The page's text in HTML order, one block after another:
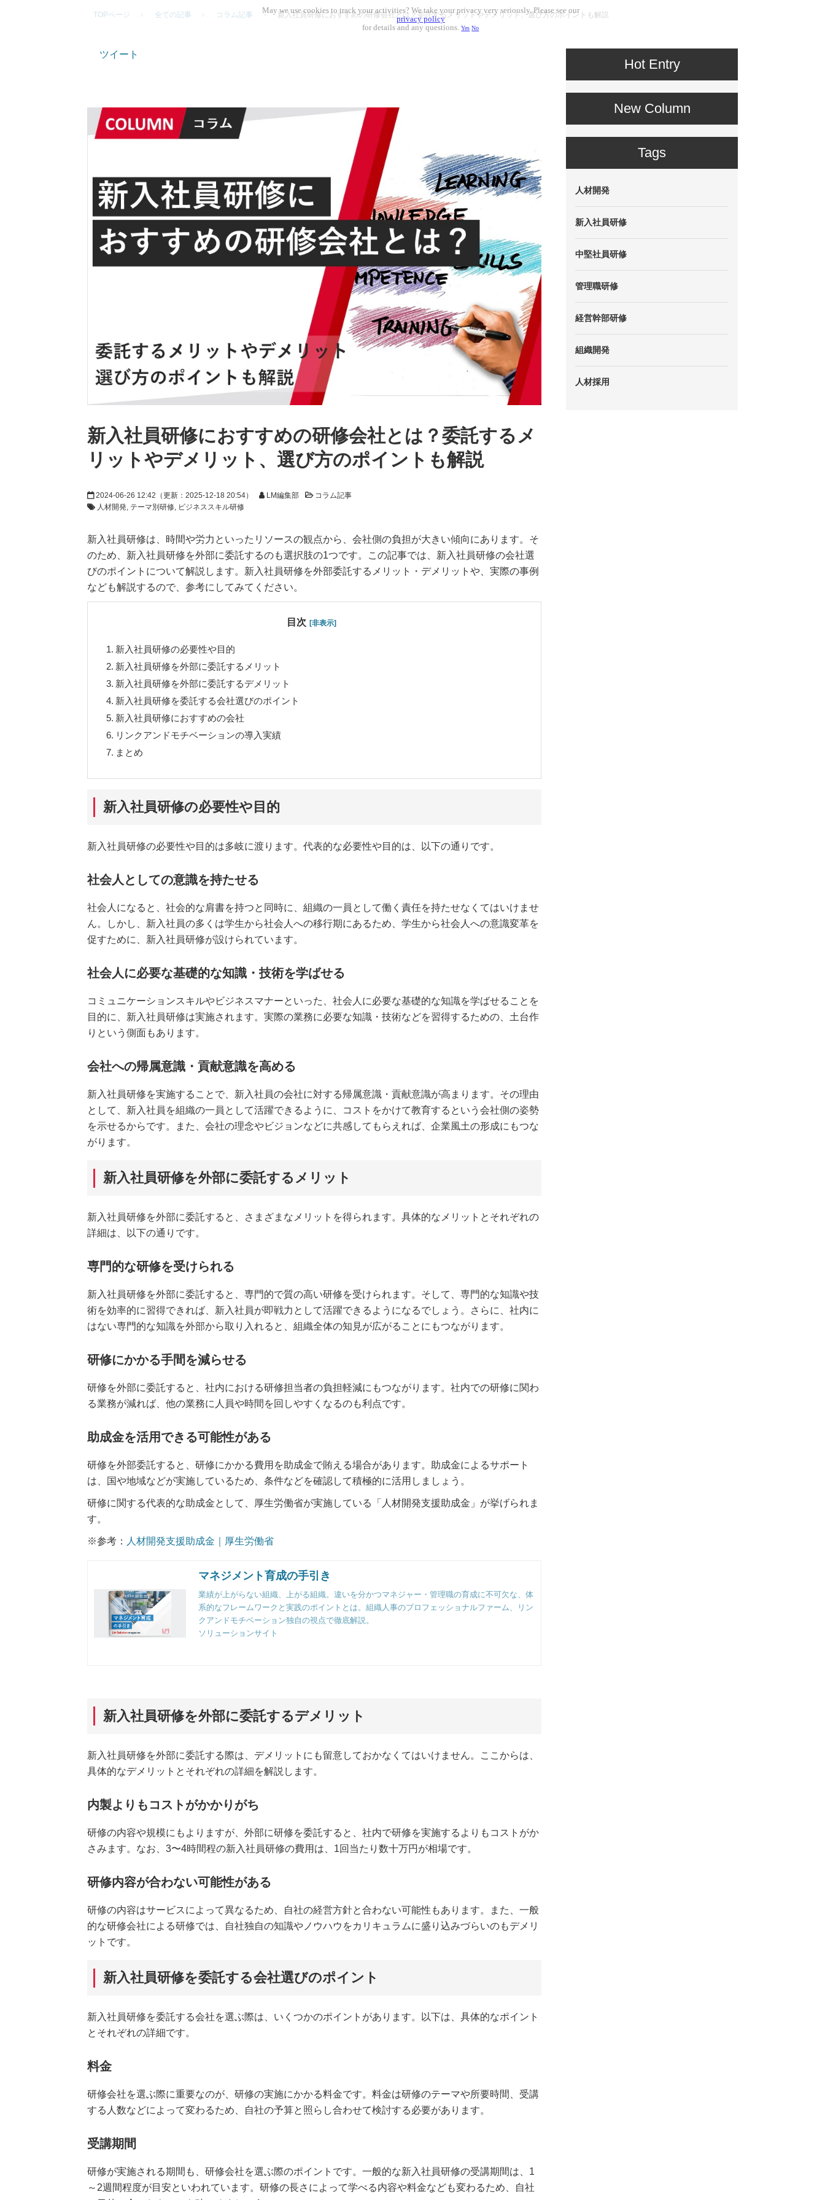
TOPページ 全ての記事 コラム記事 新入社員研修におすすめの研修会社とは？委託するメリットやデメリット、選び方のポイントも解説
ツイート
新入社員研修におすすめの研修会社とは？委託するメ
リットやデメリット、選び方のポイントも解説
2024-06-26 12:42 （更新： 2025-12-18 20:54） LM編集部
コラム記事
人材開発 テーマ別研修 ビジネススキル研修
新入社員研修は、時間や労力といったリソースの観点から、会社側の負担が大きい傾向にあります。そ
のため、新入社員研修を外部に委託するのも選択肢の1つです。この記事では、新入社員研修の会社選
びのポイントについて解説します。新入社員研修を外部委託するメリット・デメリットや、実際の事例
なども解説するので、参考にしてみてください。
目次 [非表示]
1. 新入社員研修の必要性や目的
2. 新入社員研修を外部に委託するメリット
3. 新入社員研修を外部に委託するデメリット
4. 新入社員研修を委託する会社選びのポイント
5. 新入社員研修におすすめの会社
6. リンクアンドモチベーションの導入実績
7. まとめ
新入社員研修の必要性や目的
新入社員研修の必要性や目的は多岐に渡ります。代表的な必要性や目的は、以下の通りです。
社会人としての意識を持たせる
社会人になると、社会的な肩書を持つと同時に、組織の一員として働く責任を持たせなくてはいけませ
ん。しかし、新入社員の多くは学生から社会人への移行期にあるため、学生から社会人への意識変革を
促すために、新入社員研修が設けられています。
社会人に必要な基礎的な知識・技術を学ばせる
コミュニケーションスキルやビジネスマナーといった、社会人に必要な基礎的な知識を学ばせることを
目的に、新入社員研修は実施されます。実際の業務に必要な知識・技術などを習得するための、土台作
りという側面もあります。
会社への帰属意識・貢献意識を高める
新入社員研修を実施することで、新入社員の会社に対する帰属意識・貢献意識が高まります。その理由
として、新入社員を組織の一員として活躍できるように、コストをかけて教育するという会社側の姿勢
を示せるからです。また、会社の理念やビジョンなどに共感してもらえれば、企業風土の形成にもつな
がります。
新入社員研修を外部に委託するメリット
新入社員研修を外部に委託すると、さまざまなメリットを得られます。具体的なメリットとそれぞれの
詳細は、以下の通りです。
専門的な研修を受けられる
新入社員研修を外部に委託すると、専門的で質の高い研修を受けられます。そして、専門的な知識や技
術を効率的に習得できれば、新入社員が即戦力として活躍できるようになるでしょう。さらに、社内に
はない専門的な知識を外部から取り入れると、組織全体の知見が広がることにもつながります。
研修にかかる手間を減らせる
研修を外部に委託すると、社内における研修担当者の負担軽減にもつながります。社内での研修に関わ
る業務が減れば、他の業務に人員や時間を回しやすくなるのも利点です。
助成金を活用できる可能性がある
研修を外部委託すると、研修にかかる費用を助成金で賄える場合があります。助成金によるサポート
は、国や地域などが実施しているため、条件などを確認して積極的に活用しましょう。
研修に関する代表的な助成金として、厚生労働省が実施している「人材開発支援助成金」が挙げられま
す。
※参考： 人材開発支援助成金｜厚生労働省
マネジメント育成の手引き
業績が上がらない組織、上がる組織。違いを分かつマネジャー・管理職の育成に不可欠な、体
系的なフレームワークと実践のポイントとは。組織人事のプロフェッショナルファーム、リン
クアンドモチベーション独自の視点で徹底解説。
ソリューションサイト
新入社員研修を外部に委託するデメリット
新入社員研修を外部に委託する際は、デメリットにも留意しておかなくてはいけません。ここからは、
具体的なデメリットとそれぞれの詳細を解説します。
内製よりもコストがかかりがち
研修の内容や規模にもよりますが、外部に研修を委託すると、社内で研修を実施するよりもコストがか
さみます。なお、3〜4時間程の新入社員研修の費用は、1回当たり数十万円が相場です。
研修内容が合わない可能性がある
研修の内容はサービスによって異なるため、自社の経営方針と合わない可能性もあります。また、一般
的な研修会社による研修では、自社独自の知識やノウハウをカリキュラムに盛り込みづらいのもデメリ
ットです。
新入社員研修を委託する会社選びのポイント
新入社員研修を委託する会社を選ぶ際は、いくつかのポイントがあります。以下は、具体的なポイント
とそれぞれの詳細です。
料金
研修会社を選ぶ際に重要なのが、研修の実施にかかる料金です。料金は研修のテーマや所要時間、受講
する人数などによって変わるため、自社の予算と照らし合わせて検討する必要があります。
受講期間
研修が実施される期間も、研修会社を選ぶ際のポイントです。一般的な新入社員研修の受講期間は、1
～2週間程度が目安といわれています。研修の長さによって学べる内容や料金なども変わるため、自社
Hot Entry
New Column
Tags
人材開発
新入社員研修
中堅社員研修
管理職研修
経営幹部研修
組織開発
人材採用
May we use cookies to track your activities? We take your privacy very seriously. Please see our
privacy policy
for details and any questions.Yes No